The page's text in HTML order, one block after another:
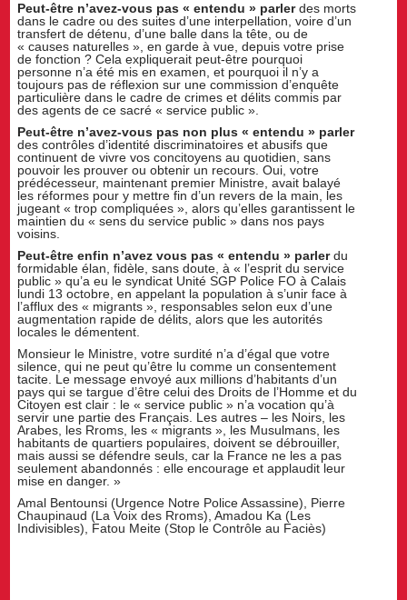
Peut-être n’avez-vous pas « entendu » parlerdes morts
dans le cadre ou des suites d’une interpellation, voire d’un
transfert de détenu, d’une balle dans la tête, ou de
« causes naturelles », en garde à vue, depuis votre prise
de fonction ? Cela expliquerait peut-être pourquoi
personne n’a été mis en examen, et pourquoi il n’y a
toujours pas de réflexion sur une commission d’enquête
particulière dans le cadre de crimes et délits commis par
des agents de ce sacré « service public ».
Peut-être n’avez-vous pas non plus « entendu » parler
des contrôles d’identité discriminatoires et abusifs que
continuent de vivre vos concitoyens au quotidien, sans
pouvoir les prouver ou obtenir un recours. Oui, votre
prédécesseur, maintenant premier Ministre, avait balayé
les réformes pour y mettre fin d’un revers de la main, les
jugeant « trop compliquées », alors qu’elles garantissent le
maintien du « sens du service public » dans nos pays
voisins.
Peut-être enfin n’avez vous pas « entendu » parlerdu
formidable élan, fidèle, sans doute, à « l’esprit du service
public » qu’a eu le syndicat Unité SGP Police FO à Calais
lundi 13 octobre, en appelant la population à s’unir face à
l’afflux des « migrants », responsables selon eux d’une
augmentation rapide de délits, alors que les autorités
locales le démentent.
Monsieur le Ministre, votre surdité n’a d’égal que votre
silence, qui ne peut qu’être lu comme un consentement
tacite. Le message envoyé aux millions d’habitants d’un
pays qui se targue d’être celui des Droits de l’Homme et du
Citoyen est clair : le « service public » n’a vocation qu’à
servir une partie des Français. Les autres – les Noirs, les
Arabes, les Rroms, les « migrants », les Musulmans, les
habitants de quartiers populaires, doivent se débrouiller,
mais aussi se défendre seuls, car la France ne les a pas
seulement abandonnés : elle encourage et applaudit leur
mise en danger. »
Amal Bentounsi (Urgence Notre Police Assassine), Pierre
Chaupinaud (La Voix des Rroms), Amadou Ka (Les
Indivisibles), Fatou Meite (Stop le Contrôle au Faciès)